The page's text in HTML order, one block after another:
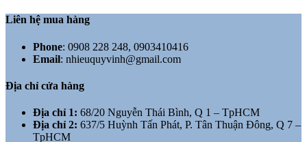
Liên hệ mua hàng
Phone: 0908 228 248, 0903410416
Email: nhieuquyvinh@gmail.com
Địa chỉ cửa hàng
Địa chỉ 1: 68/20 Nguyễn Thái Bình, Q 1 – TpHCM
Địa chỉ 2: 637/5 Huỳnh Tấn Phát, P. Tân Thuận Đông, Q 7 –
TpHCM